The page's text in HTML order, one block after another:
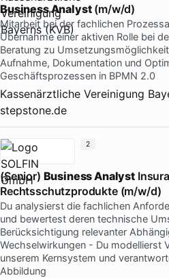
Business Analyst(m/w/d)
Mitarbeit bei der fachlichen
Übernahme einer aktiven Rolle bei
Beratung zu
Aufnahme, Dokumentation und
Geschäftsprozessen in BPMN 2.0
Kassenärztliche Vereinigung
stepstone.de
(Senior) Business Analyst
Rechtsschutzprodukte (m/w/d)
Du analysierst die fachlichen
und bewertest deren technische
Berücksichtigung relevanter
Wechselwirkungen - Du modellierst
unserem Kernsystem und
Abbildung
2